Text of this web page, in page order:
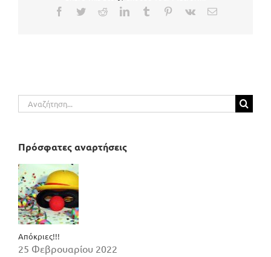
Facebook
TwitterRedditLinkedInTumblr Pinterest
Vk Email
Αναζήτηση
για:
Πρόσφατες αναρτήσεις
Απόκριες!!!
25 Φεβρουαρίου 2022